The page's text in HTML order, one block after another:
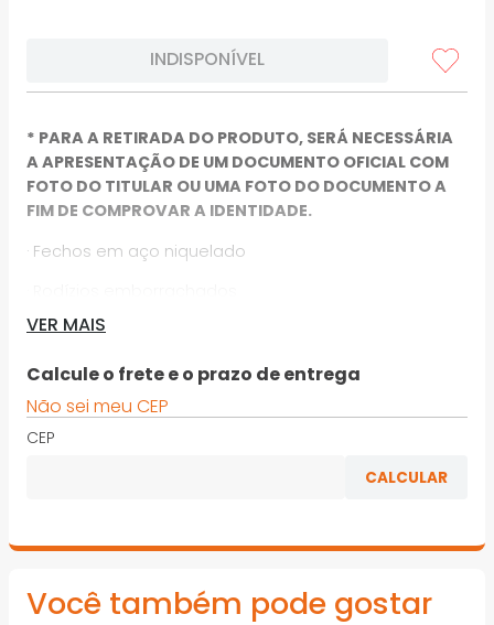
INDISPONÍVEL
* PARA A RETIRADA DO PRODUTO, SERÁ NECESSÁRIA
A APRESENTAÇÃO DE UM DOCUMENTO OFICIAL COM
FOTO DO TITULAR OU UMA FOTO DO DOCUMENTO A
FIM DE COMPROVAR A IDENTIDADE.
· Fechos em aço niquelado
· Alça de transporte retrátil
· Suporte para cadeados
· Confira o vídeo de utilização desse produto
VER MAIS
Calcule o frete e o prazo de entrega
Não sei meu CEP
CEP
Você também pode gostar